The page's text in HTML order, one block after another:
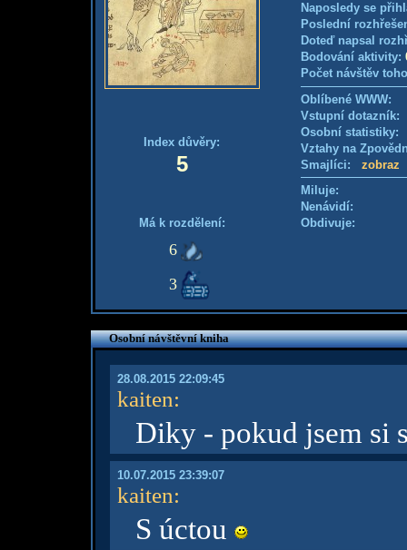
Index důvěry:
5
Má k rozdělení:
6
3
Naposledy se
Poslední
Doteď napsal
Bodování aktivity:
Počet návštěv
Oblíbené WWW:
Vstupní
Osobní
Vztahy na
Smajlíci: zobraz
Miluje:
Nenávidí:
Obdivuje:
Osobní návštěvní kniha
28.08.2015 22:09:45
kaiten:
Diky - pokud jsem si
10.07.2015 23:39:07
kaiten:
S úctou